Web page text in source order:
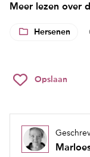
Meer lezen over
Hersenen
Opslaan